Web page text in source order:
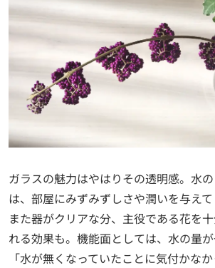
ガラスの魅力はやはりその透明感。水
は、部屋にみずみずしさや潤いを与えて
また器がクリアな分、主役である花を
れる効果も。機能面としては、水の量が
「水が無くなっていたことに気付かな